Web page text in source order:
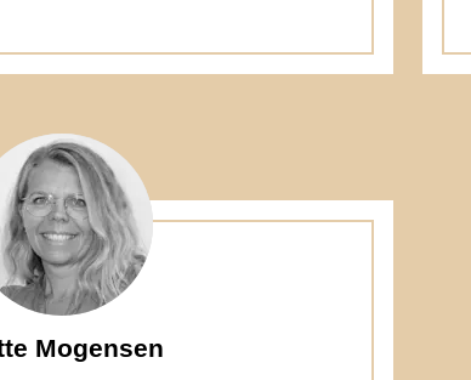
Mogensen